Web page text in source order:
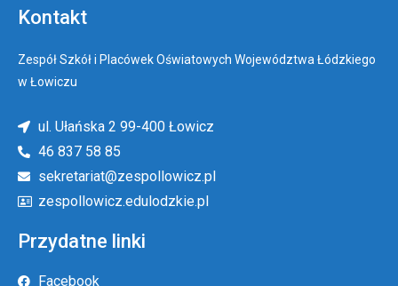
Kontakt
Zespół Szkół i Placówek Oświatowych Województwa Łódzkiego
w Łowiczu
ul. Ułańska 2 99-400 Łowicz
46 837 58 85
sekretariat@zespollowicz.pl
zespollowicz.edulodzkie.pl
Przydatne linki
Facebook